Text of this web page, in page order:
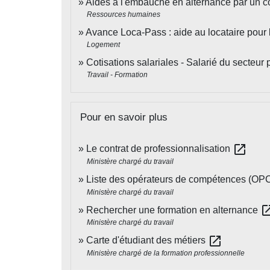
Aides à l'embauche en alternance par un
Ressources humaines
Avance Loca-Pass : aide au locataire pour
Logement
Cotisations salariales - Salarié du secteur
Travail - Formation
Pour en savoir plus
Le contrat de professionnalisation open_in_new
Ministère chargé du travail
Liste des opérateurs de compétences
Ministère chargé du travail
Rechercher une formation en alternance
Ministère chargé du travail
Carte d'étudiant des métiers open_in_new
Ministère chargé de la formation professionnelle